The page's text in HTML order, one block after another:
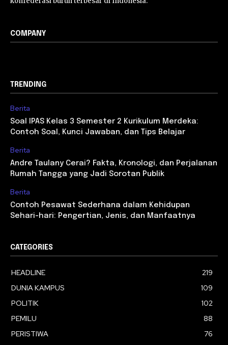
COMPANY
TRENDING
Berita
Soal IPAS Kelas 3 Semester 2 Kurikulum Merdeka:
Contoh Soal, Kunci Jawaban, dan Tips Belajar
Berita
Andre Taulany Cerai? Fakta, Kronologi, dan Perjalanan
Rumah Tangga yang Jadi Sorotan Publik
Berita
Contoh Pesawat Sederhana dalam Kehidupan
Sehari-hari: Pengertian, Jenis, dan Manfaatnya
CATEGORIES
HEADLINE
219
DUNIA KAMPUS
109
POLITIK
102
PEMILU
88
PERISTIWA
76